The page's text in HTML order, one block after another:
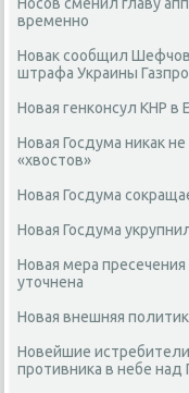
временно
Новак сообщил
штрафа Украины
Новая генконсул КНР в
Новая Госдума никак
«хвостов»
Новая Госдума
Новая Госдума
Новая мера
уточнена
Новая внешняя
Новейшие
противника в небе